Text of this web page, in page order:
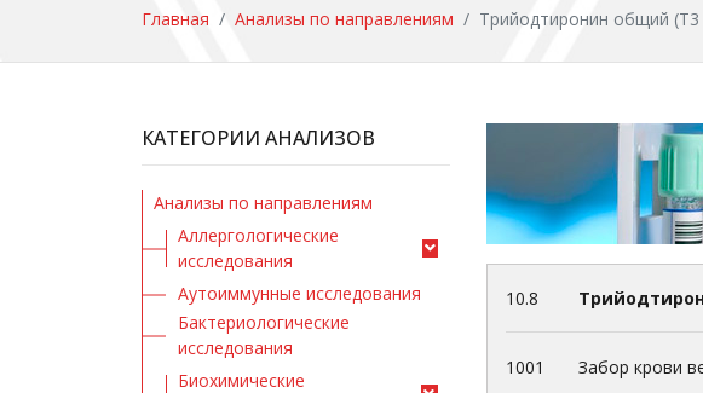
Главная Анализы по направлениям Трийодтиронин общий
КАТЕГОРИИ АНАЛИЗОВ
Анализы по направлениям
Аллергологические
исследования
Аутоиммунные исследования
Бактериологические
исследования
Биохимические
10.8
1001 Забор крови